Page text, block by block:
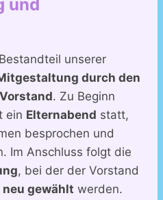
und
unserer
durch den
. Zu Beginn
ein Elternabend statt,
besprochen und
Im Anschluss folgt die
, bei der der Vorstand
neu gewählt werden.